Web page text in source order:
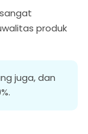
produk
juga, dan